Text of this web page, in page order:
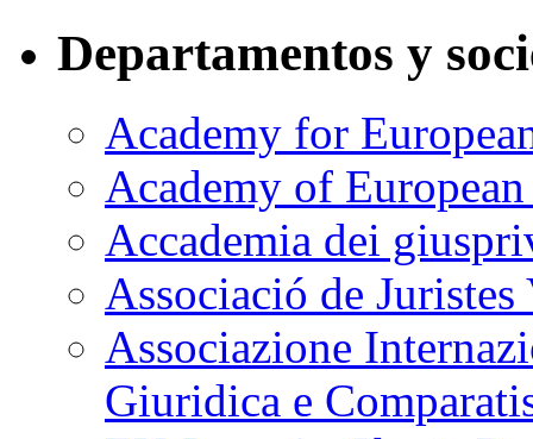
Departamentos y
Academy for
Academy of
Accademia dei
Associació de Juristes
Associazione
Giuridica e